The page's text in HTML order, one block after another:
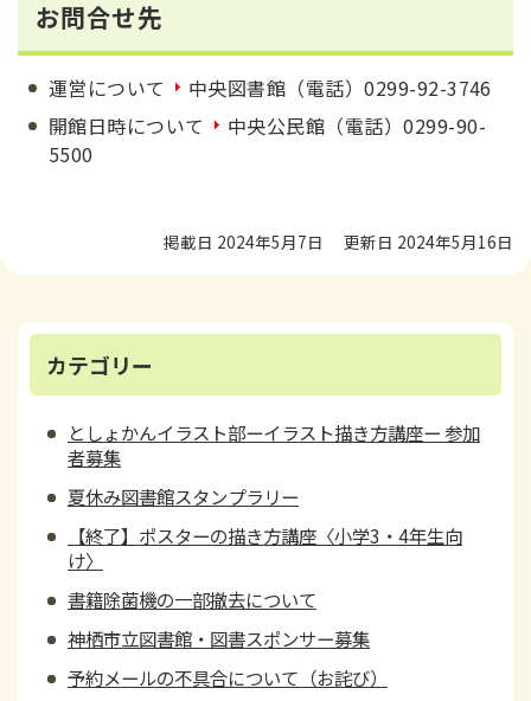
お問合せ先
運営について
中央図書館（電話）0299-92-3746
開館日時について
中央公民館（電話）0299-90-
5500
掲載日 2024年5月7日 更新日 2024年5月16日
カテゴリー
としょかんイラスト部ーイラスト描き方講座ー 参加
者募集
夏休み図書館スタンプラリー
【終了】ポスターの描き方講座〈小学3・4年生向
け〉
書籍除菌機の一部撤去について
神栖市立図書館・図書スポンサー募集
予約メールの不具合について（お詫び）